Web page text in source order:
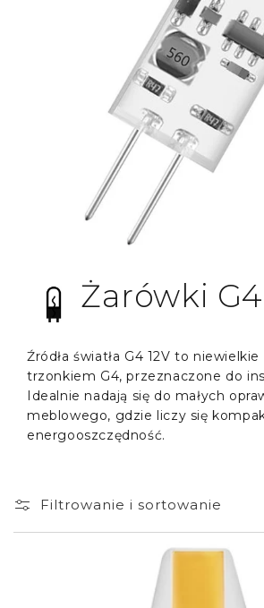
Żarówki G4
Źródła światła G4 12V to
trzonkiem G4, przeznaczone do
Idealnie nadają się do małych
meblowego, gdzie liczy się
energooszczędność.
Filtrowanie i sortowanie